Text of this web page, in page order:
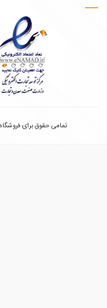
تمامی حقوق برای فروشگاه